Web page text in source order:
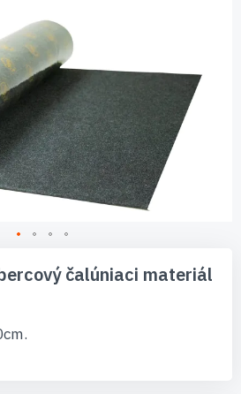
čalúniaci materiál